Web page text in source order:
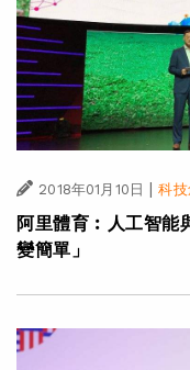
2018年01月10日 科
阿里體育︰人工智能
變簡單」